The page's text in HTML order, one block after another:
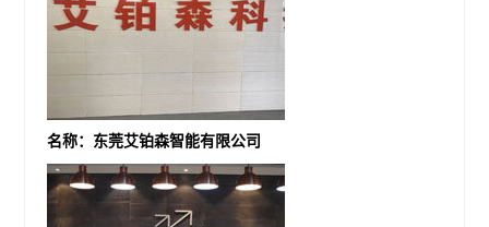
名称：东莞艾铂森智能有限公司